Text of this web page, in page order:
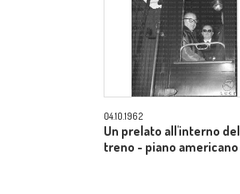
04.10.1962
Un prelato all'interno del
treno - piano americano